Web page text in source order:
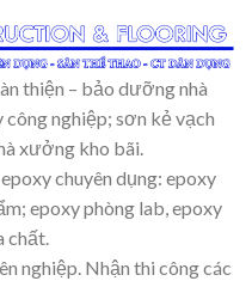
thiện – bảo dưỡng nhà
nghiệp; sơn kẻ vạch
xưởng kho bãi.
chuyên dụng: epoxy
epoxy phòng lab, epoxy
chất.
nghiệp. Nhận thi công các